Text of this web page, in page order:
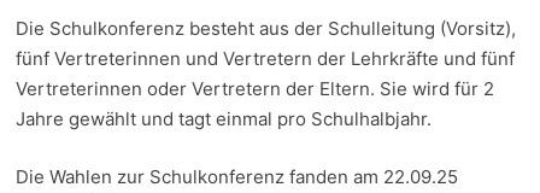
Die Schulkonferenz besteht aus der Schulleitung (Vorsitz),
fünf Vertreterinnen und Vertretern der Lehrkräfte und fünf
Vertreterinnen oder Vertretern der Eltern. Sie wird für 2
Jahre gewählt und tagt einmal pro Schulhalbjahr.
Die Wahlen zur Schulkonferenz fanden am 22.09.25